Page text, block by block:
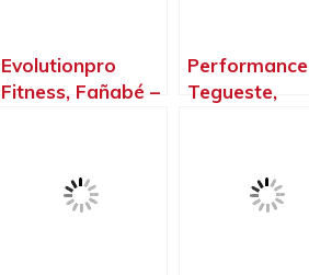
Evolutionpro
Fitness, Fañabé –
Performance
Tegueste,